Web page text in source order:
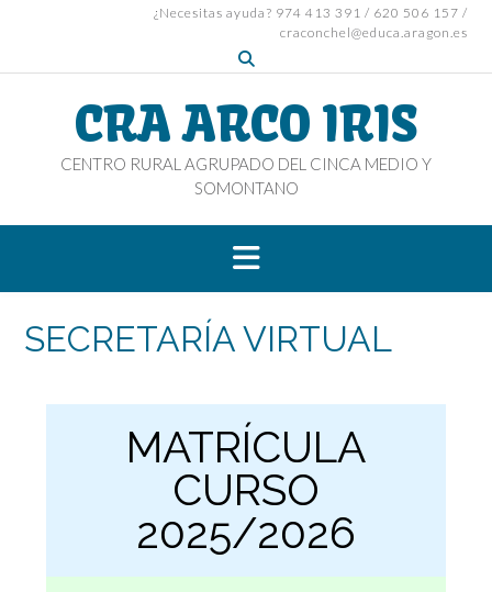
¿Necesitas ayuda? 974 413 391 / 620 506 157 /
craconchel@educa.aragon.es
CRA ARCO IRIS
CENTRO RURAL AGRUPADO DEL CINCA MEDIO Y
SOMONTANO
SECRETARÍA VIRTUAL
MATRÍCULA
CURSO
2025/2026